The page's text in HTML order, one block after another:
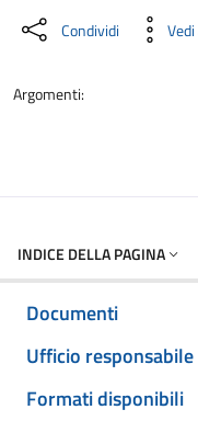
Condividi
Argomenti:
INDICE DELLA PAGINA
Documenti
Ufficio responsabile
Formati disponibili